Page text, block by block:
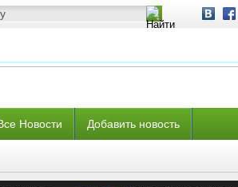
Новости Добавить новость